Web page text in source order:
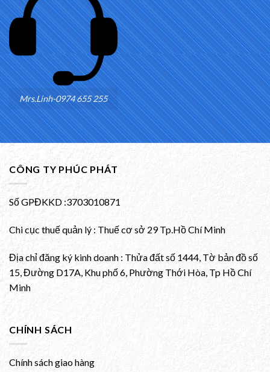
Mrs.Linh-0974 655 255
CÔNG TY PHÚC PHÁT
Số GPĐKKD :3703010871
Chi cục thuế quản lý : Thuế cơ sở 29 Tp.Hồ Chí Minh
Địa chỉ đăng ký kinh doanh : Thửa đất số 1444, Tờ bản đồ số
15, Đường D17A, Khu phố 6, Phường Thới Hòa, Tp Hồ Chí
Minh
CHÍNH SÁCH
Chính sách giao hàng